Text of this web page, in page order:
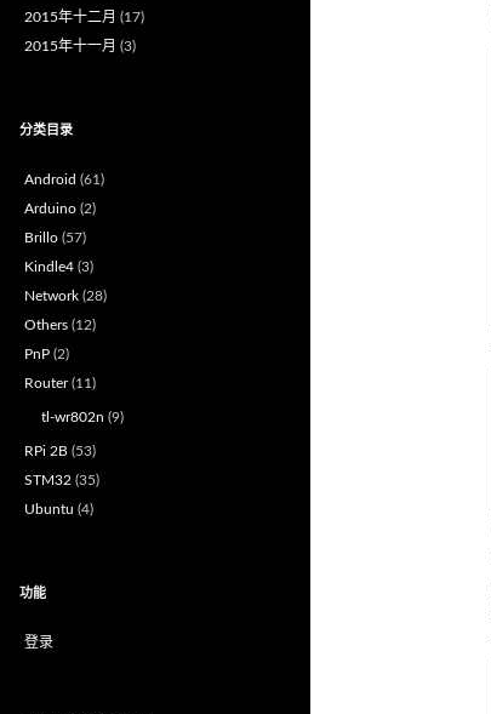
2015年十二月 (17)
2015年十一月 (3)
分类目录
Android (61)
Arduino (2)
Brillo (57)
Kindle4 (3)
Network (28)
Others (12)
PnP (2)
Router(11)
tl-wr802n (9)
RPi 2B (53)
STM32 (35)
Ubuntu (4)
功能
登录